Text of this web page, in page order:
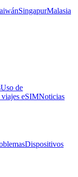
SingapurMalasia
Uso de
eSIMNoticias
Dispositivos